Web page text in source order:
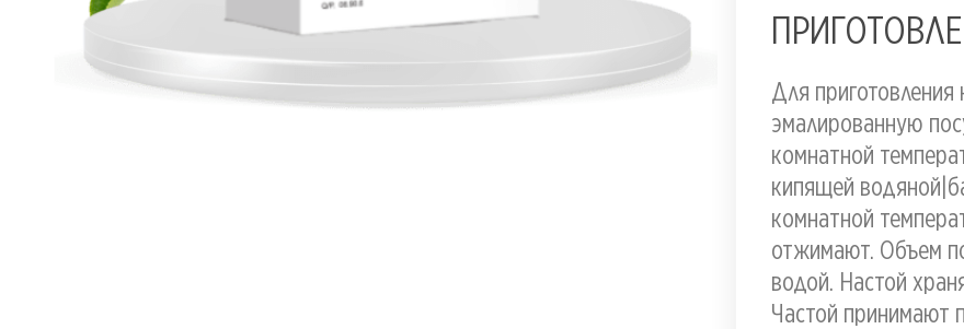
Для
эмалированную
комнатной
кипящей
комнатной
отжимают. Объем
водой. Настой
Частой принимают